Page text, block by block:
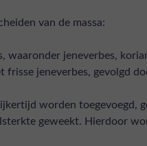
van de massa:
jeneverbes,
jeneverbes, gevolgd
worden
geweekt. Hierdoor